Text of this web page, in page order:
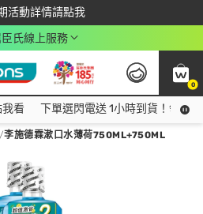
活動詳情請點我
app最高回饋$350
臣氏線上服務
0
看 下單選閃電送 1小時到貨！領神
/李施德霖漱口水薄荷750ML+750ML